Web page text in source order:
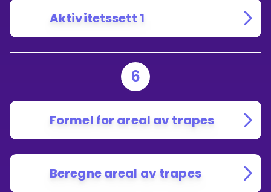
Aktivitetssett 1
6
Formel for areal av trapes
Beregne areal av trapes